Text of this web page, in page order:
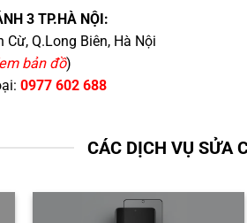
3 TP.HÀ NỘI:
Cừ, Q.Long Biên, Hà Nội
bản đồ)
0977 602 688
CÁC DỊCH VỤ SỬA